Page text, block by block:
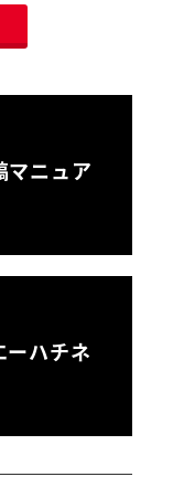
ニュア
ハチネ